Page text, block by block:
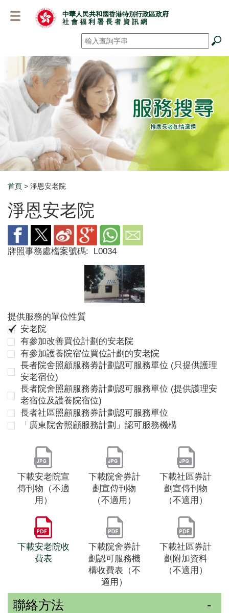
中華人民共和國香港特別行政區政府
社 會 福 利 署 長 者 資 訊 網
搜尋 *
Breadcrumb
首頁 > 淨恩安老院
淨恩安老院
牌照事務處檔案號碼: L0034
提供服務的單位性質
安老院
有參加改善買位計劃的安老院
有參加護養院宿位買位計劃的安老院
長者院舍照顧服務劵計劃認可服務單位 (只提供護理
安老宿位)
長者院舍照顧服務劵計劃認可服務單位 (提供護理安
老宿位及護養院宿位)
長者社區照顧服務券計劃認可服務單位
「廣東院舍照顧服務計劃」認可服務機構
下載安老院宣
傳刊物（不適
用）
下載院舍券計
劃宣傳刊物
（不適用）
下載社區券計
劃宣傳刊物
（不適用）
下載安老院收
費表
下載院舍券計
劃認可服務機
構收費表（不
適用）
下載社區券計
劃附加資料
（不適用）
聯絡方法